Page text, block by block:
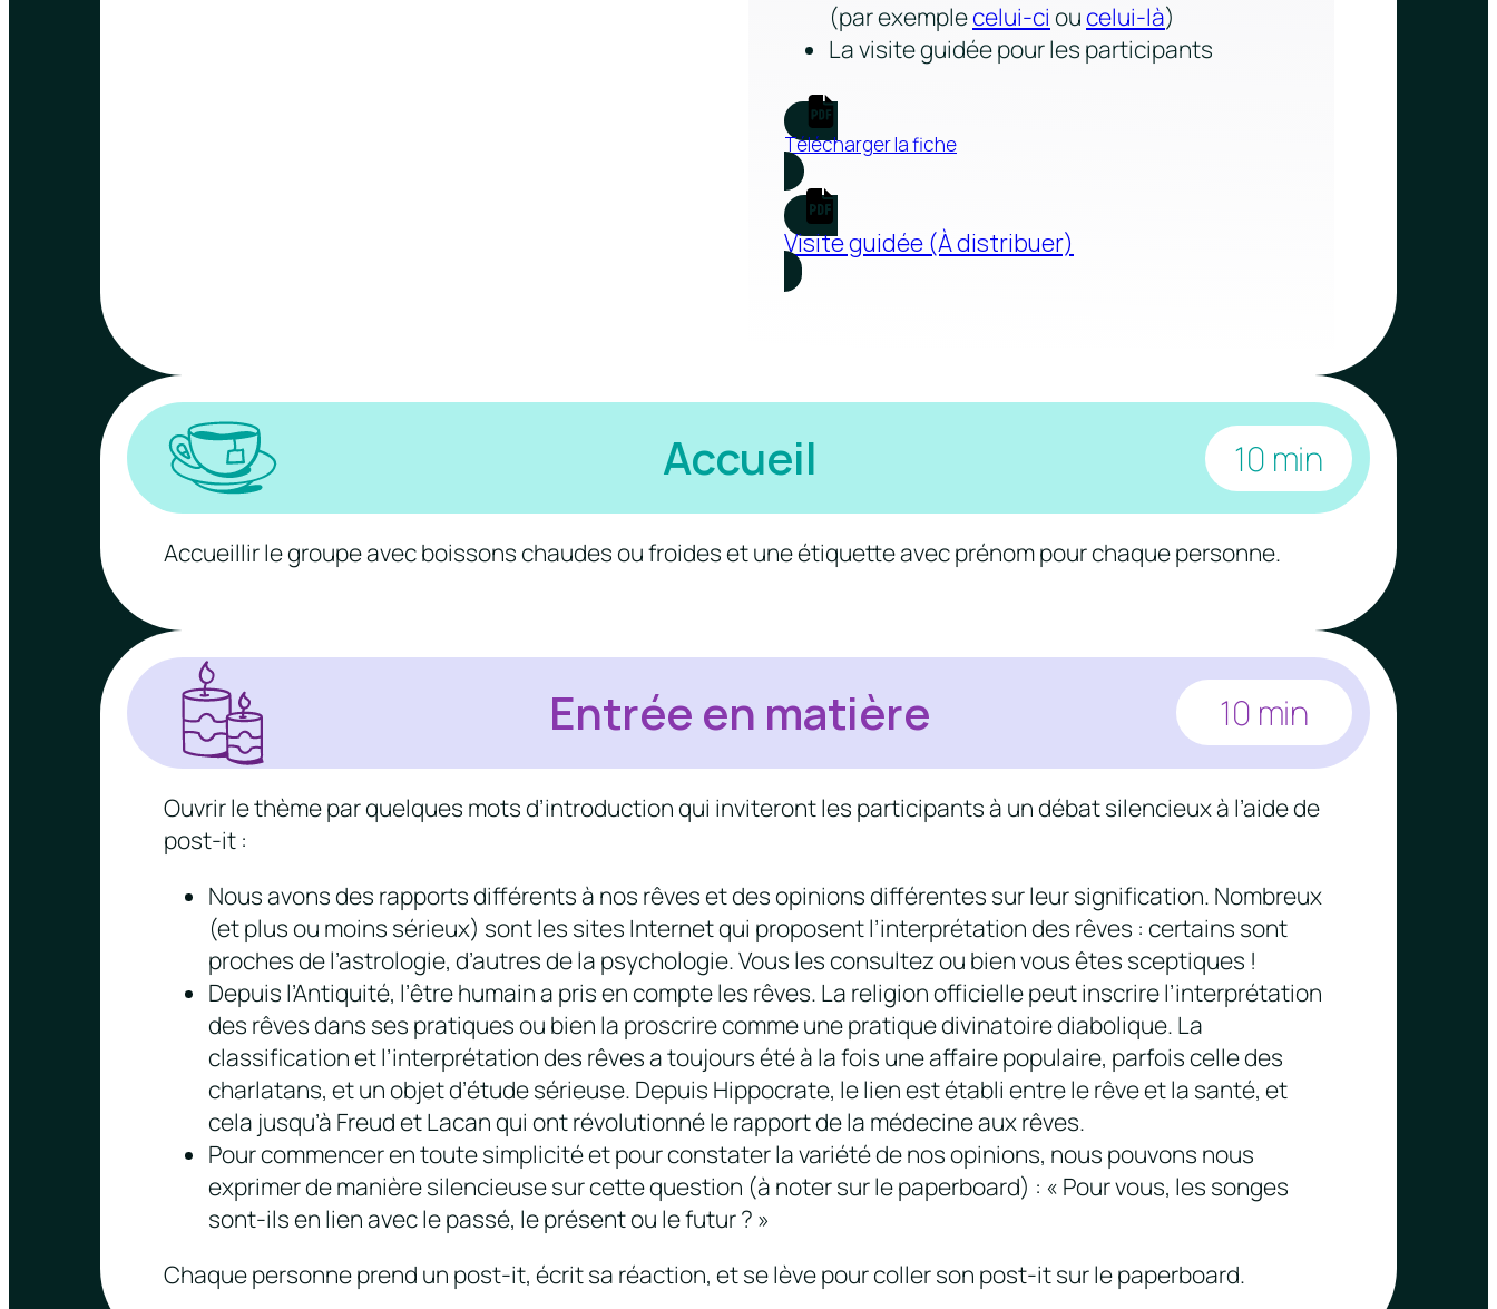
(par exemplecelui-ci oucelui-là)
La visite guidée pour les participants
Télécharger la fiche
Visite guidée (À distribuer)
Accueil 10 min
Accueillir le groupe avec boissons chaudes ou froides et une étiquette avec prénom pour chaque personne.
Entrée en matière 10 min
Ouvrir le thème par quelques mots d’introduction qui inviteront les participants à un débat silencieux à l’aide de
post-it :
Nous avons des rapports différents à nos rêves et des opinions différentes sur leur signification. Nombreux
(et plus ou moins sérieux) sont les sites Internet qui proposent l’interprétation des rêves : certains sont
proches de l’astrologie, d’autres de la psychologie. Vous les consultez ou bien vous êtes sceptiques !
Depuis l’Antiquité, l’être humain a pris en compte les rêves. La religion officielle peut inscrire l’interprétation
des rêves dans ses pratiques ou bien la proscrire comme une pratique divinatoire diabolique. La
classification et l’interprétation des rêves a toujours été à la fois une affaire populaire, parfois celle des
charlatans, et un objet d’étude sérieuse. Depuis Hippocrate, le lien est établi entre le rêve et la santé, et
cela jusqu’à Freud et Lacan qui ont révolutionné le rapport de la médecine aux rêves.
Pour commencer en toute simplicité et pour constater la variété de nos opinions, nous pouvons nous
exprimer de manière silencieuse sur cette question (à noter sur le paperboard) : « Pour vous, les songes
sont-ils en lien avec le passé, le présent ou le futur ? »
Chaque personne prend un post-it, écrit sa réaction, et se lève pour coller son post-it sur le paperboard.